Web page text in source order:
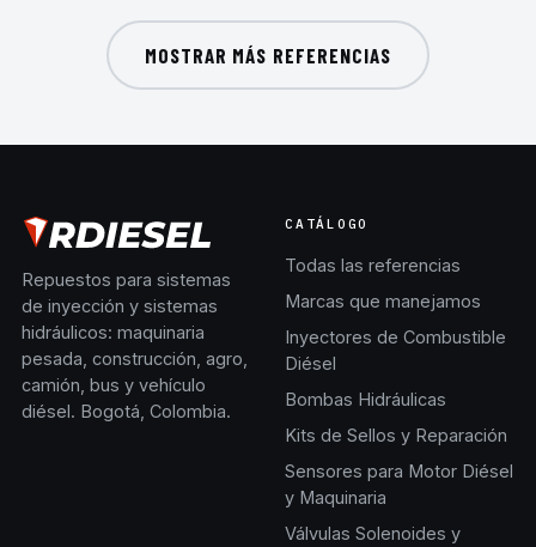
MOSTRAR MÁS REFERENCIAS
Repuestos para sistemas
de inyección y sistemas
hidráulicos: maquinaria
pesada, construcción, agro,
camión, bus y vehículo
diésel. Bogotá, Colombia.
CATÁLOGO
Todas las referencias
Marcas que manejamos
Inyectores de Combustible
Diésel
Bombas Hidráulicas
Kits de Sellos y Reparación
Sensores para Motor Diésel
y Maquinaria
Válvulas Solenoides y